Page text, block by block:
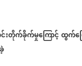
းတိုက်ခိုက်မှုကြောင့်ထွက်ပ